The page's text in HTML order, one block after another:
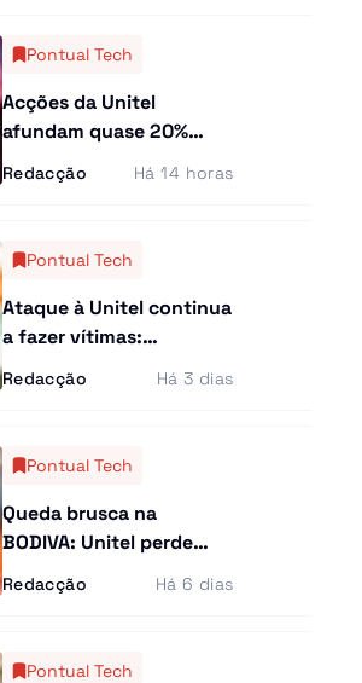
Pontual Tech
Acções da Unitel
afundam quase 20%
serviços após
Redacção Há 14 horas
Pontual Tech
Ataque à Unitel continua
a fazer vítimas:
Negócios, matrículas e
transferências travados
Redacção Há 3 dias
Pontual Tech
Queda brusca na
BODIVA: Unitel perde
quase todos os ganhos
do primeiro dia
Redacção Há 6 dias
Pontual Tech